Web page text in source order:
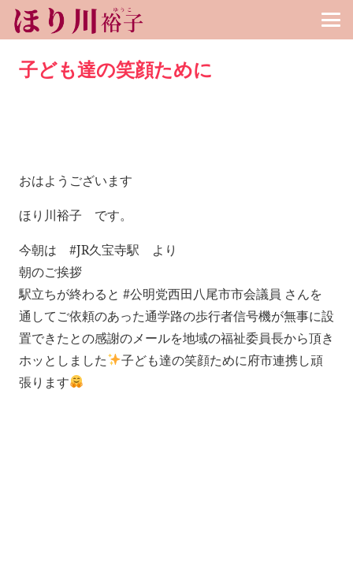
子ども達の笑顔ために
おはようございます
ほり川裕子 です。
今朝は #JR久宝寺駅 より
朝のご挨拶
駅立ちが終わると #公明党西田八尾市市会議員 さんを
通してご依頼のあった通学路の歩行者信号機が無事に設
置できたとの感謝のメールを地域の福祉委員長から頂き
ホッとしました
子ども達の笑顔ために府市連携し頑
張ります